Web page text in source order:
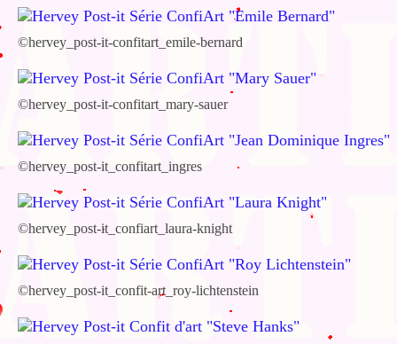
©hervey_post-it-confitart_emile-bernard
©hervey_post-it-confitart_mary-sauer
©hervey_post-it_confitart_ingres
©hervey_post-it_confiart_laura-knight
©hervey_post-it_confit-art_roy-lichtenstein